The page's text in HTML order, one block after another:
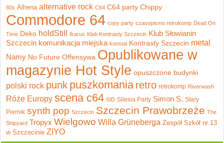
80s Alhena alternative rock C64 C64 party Chippy
Commodore 64 copy party czasopismo retrokomp Dead On
Time Deko holdStill Ikarus Klub Kontrasty Szczecin Klub Słowianin
Szczecin komunikacja miejska konstal Kontrasty Szczecin metal
Namy No Future Offensywa Opublikowane w
magazynie Hot Style opuszczone budynki
polski rock punk puszkomania retro retrokomp Riverwash
Róże Europy scena c64 SID Silesia Party Simon S. Stary
Piernik synth pop Szczecin Szczecin Prawobrzeże The
Shipyard Tropyx Wielgowo Willa Grüneberga Zespół Szkół nr 13
w Szczecinie ZIYO